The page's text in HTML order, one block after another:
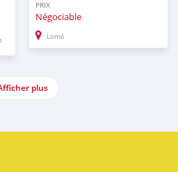
PRIX
Négociable
Lomé
plus